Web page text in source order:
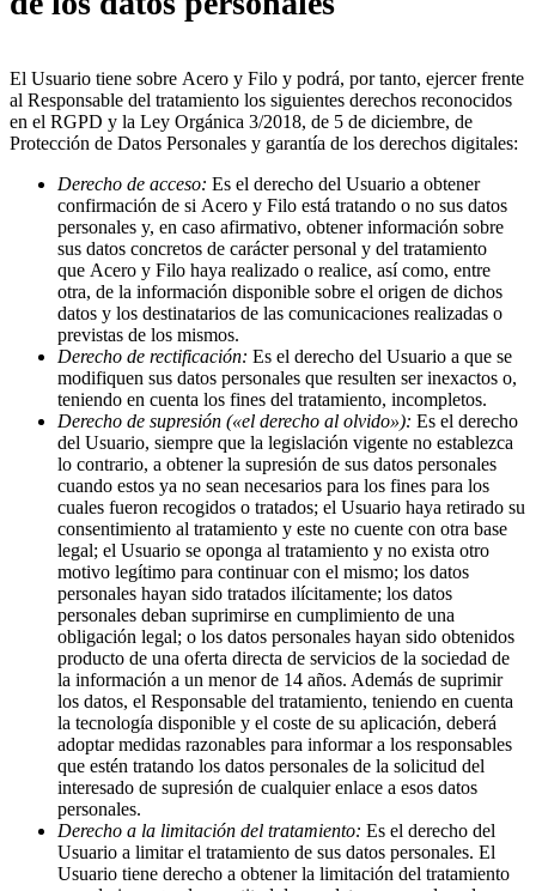
El Usuario tiene sobre Acero y Filo y podrá, por tanto, ejercer frente
al Responsable del tratamiento los siguientes derechos reconocidos
en el RGPD y la Ley Orgánica 3/2018, de 5 de diciembre, de
Protección de Datos Personales y garantía de los derechos digitales:
Derecho de acceso: Es el derecho del Usuario a obtener
confirmación de si Acero y Filo está tratando o no sus datos
personales y, en caso afirmativo, obtener información sobre
sus datos concretos de carácter personal y del tratamiento
que Acero y Filo haya realizado o realice, así como, entre
otra, de la información disponible sobre el origen de dichos
datos y los destinatarios de las comunicaciones realizadas o
previstas de los mismos.
Derecho de rectificación: Es el derecho del Usuario a que se
modifiquen sus datos personales que resulten ser inexactos o,
teniendo en cuenta los fines del tratamiento, incompletos.
Derecho de supresión («el derecho al olvido»): Es el derecho
del Usuario, siempre que la legislación vigente no establezca
lo contrario, a obtener la supresión de sus datos personales
cuando estos ya no sean necesarios para los fines para los
cuales fueron recogidos o tratados; el Usuario haya retirado su
consentimiento al tratamiento y este no cuente con otra base
legal; el Usuario se oponga al tratamiento y no exista otro
motivo legítimo para continuar con el mismo; los datos
personales hayan sido tratados ilícitamente; los datos
personales deban suprimirse en cumplimiento de una
obligación legal; o los datos personales hayan sido obtenidos
producto de una oferta directa de servicios de la sociedad de
la información a un menor de 14 años. Además de suprimir
los datos, el Responsable del tratamiento, teniendo en cuenta
la tecnología disponible y el coste de su aplicación, deberá
adoptar medidas razonables para informar a los responsables
que estén tratando los datos personales de la solicitud del
interesado de supresión de cualquier enlace a esos datos
personales.
Derecho a la limitación del tratamiento: Es el derecho del
Usuario a limitar el tratamiento de sus datos personales. El
Usuario tiene derecho a obtener la limitación del tratamiento